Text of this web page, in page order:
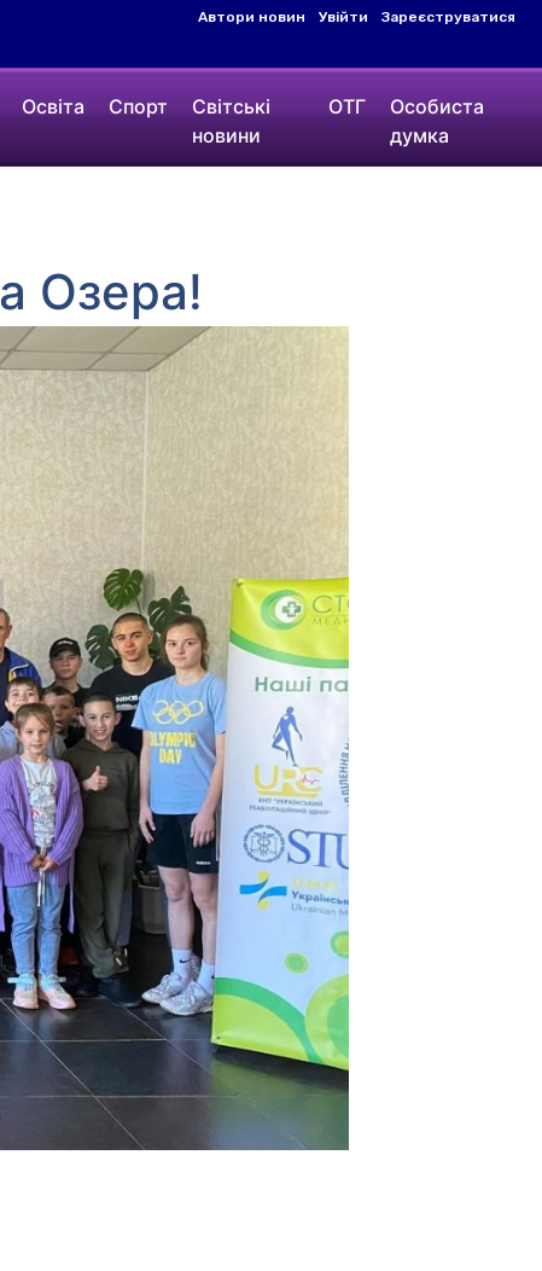
Автори новин Увійти Зареєструватися
Освіта Спорт
Світські
новини
ОТГ
Особиста
думка
Озера!